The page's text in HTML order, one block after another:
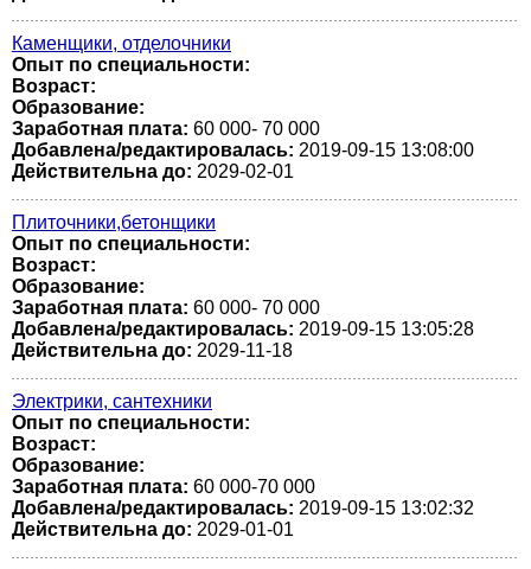
Каменщики, отделочники
Опыт по специальности:
Возраст:
Образование:
Заработная плата: 60 000- 70 000
Добавлена/редактировалась: 2019-09-15 13:08:00
Действительна до: 2029-02-01
Плиточники,бетонщики
Опыт по специальности:
Возраст:
Образование:
Заработная плата: 60 000- 70 000
Добавлена/редактировалась: 2019-09-15 13:05:28
Действительна до: 2029-11-18
Электрики, сантехники
Опыт по специальности:
Возраст:
Образование:
Заработная плата: 60 000-70 000
Добавлена/редактировалась: 2019-09-15 13:02:32
Действительна до: 2029-01-01